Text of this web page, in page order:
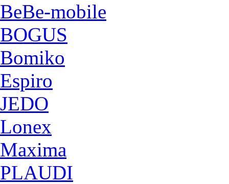
BeBe-mobile
BOGUS
Bomiko
Espiro
JEDO
Lonex
Maxima
PLAUDI